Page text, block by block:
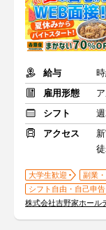
給与
雇用形態
シフト
アクセス
大学生歓迎 副業
シフト自由・自己申告
株式会社吉野家ホール